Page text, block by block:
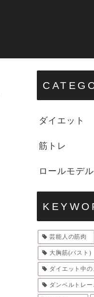
ダイエット
筋トレ
ロールモデル
芸能人の筋肉
大胸筋(バスト)
ダイエット中
ダンベルトレ